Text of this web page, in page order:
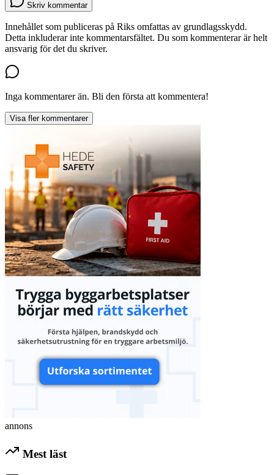
Skriv kommentar
Innehållet som publiceras på Riks omfattas av grundlagsskydd.
Detta inkluderar inte kommentarsfältet. Du som kommenterar är helt
ansvarig för det du skriver.
Inga kommentarer än. Bli den första att kommentera!
Visa fler kommentarer
annons
Mest läst